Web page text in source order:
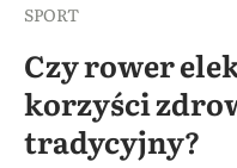
SPORT
Czy rower
korzyści
tradycyjny?